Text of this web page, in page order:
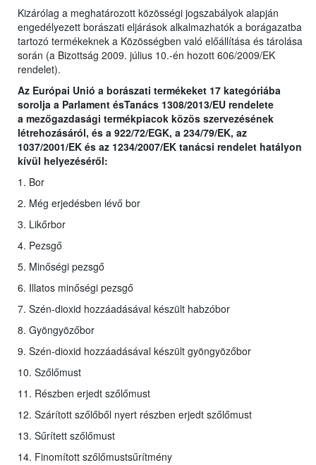
Kizárólag a meghatározott közösségi jogszabályok alapján
engedélyezett borászati eljárások alkalmazhatók a borágazatba
tartozó termékeknek a Közösségben való előállítása és tárolása
során (a Bizottság 2009. július 10.-én hozott 606/2009/EK
rendelet).
Az Európai Unió a borászati termékeket 17 kategóriába
sorolja a Parlament ésTanács 1308/2013/EU rendelete
a mezőgazdasági termékpiacok közös szervezésének
létrehozásáról, és a 922/72/EGK, a 234/79/EK, az
1037/2001/EK és az 1234/2007/EK tanácsi rendelet hatályon
kívül helyezéséről:
1. Bor
2. Még erjedésben lévő bor
3. Likőrbor
4. Pezsgő
5. Minőségi pezsgő
6. Illatos minőségi pezsgő
7. Szén-dioxid hozzáadásával készült habzóbor
8. Gyöngyözőbor
9. Szén-dioxid hozzáadásával készült gyöngyözőbor
10. Szőlőmust
11. Részben erjedt szőlőmust
12. Szárított szőlőből nyert részben erjedt szőlőmust
13. Sűrített szőlőmust
14. Finomított szőlőmustsűrítmény